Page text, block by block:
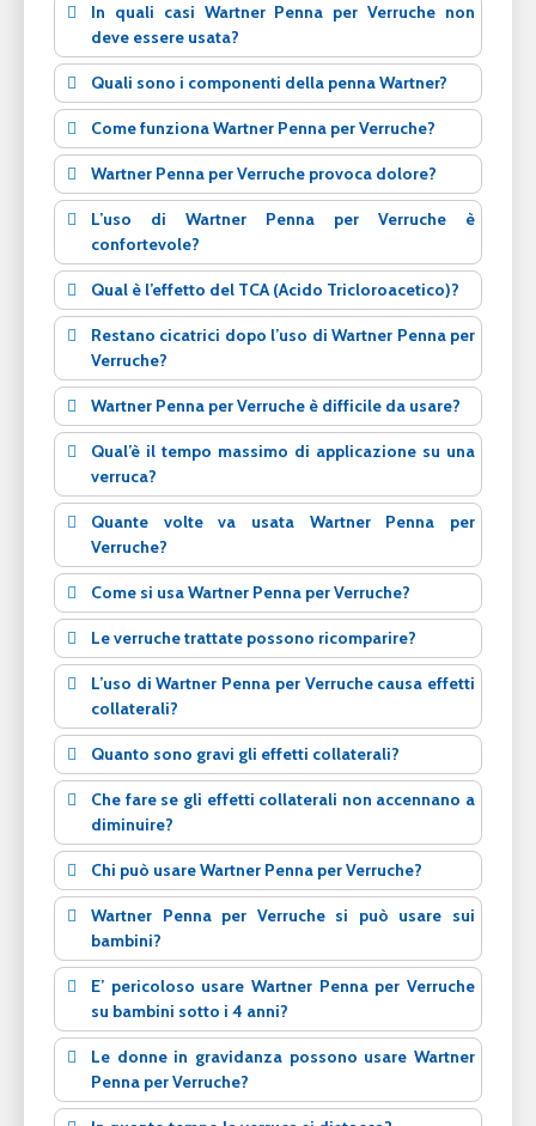
In quali casi Wartner Penna per Verruche non
deve essere usata?
Quali sono i componenti della penna Wartner?
Come funziona Wartner Penna per Verruche?
Wartner Penna per Verruche provoca dolore?
L’uso di Wartner Penna per Verruche è
confortevole?
Qual è l’effetto del TCA (Acido Tricloroacetico)?
Restano cicatrici dopo l’uso di Wartner Penna per
Verruche?
Wartner Penna per Verruche è difficile da usare?
Qual’è il tempo massimo di applicazione su una
verruca?
Quante volte va usata Wartner Penna per
Verruche?
Come si usa Wartner Penna per Verruche?
Le verruche trattate possono ricomparire?
L’uso di Wartner Penna per Verruche causa effetti
collaterali?
Quanto sono gravi gli effetti collaterali?
Che fare se gli effetti collaterali non accennano a
diminuire?
Chi può usare Wartner Penna per Verruche?
Wartner Penna per Verruche si può usare sui
bambini?
E’ pericoloso usare Wartner Penna per Verruche
su bambini sotto i 4 anni?
Le donne in gravidanza possono usare Wartner
Penna per Verruche?